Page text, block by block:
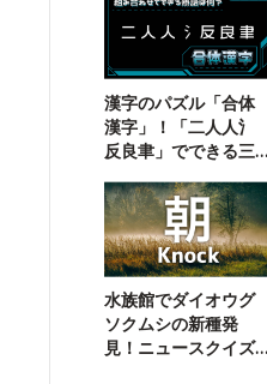
漢字のパズル「合体
漢字」！「二人人氵
反良聿」でできる三
水族館でダイオウグ
ソクムシの新種発
見！ニュースクイズ3